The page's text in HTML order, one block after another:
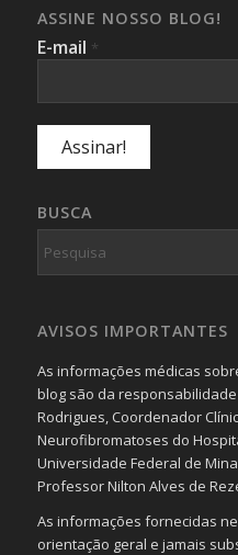
ASSINE NOSSO BLOG!
E-mail *
BUSCA
AVISOS IMPORTANTES
As informações médicas
blog são da
Rodrigues, Coordenador
Neurofibromatoses do
Universidade Federal de
Professor Nilton Alves de
As informações fornecidas
orientação geral e jamais